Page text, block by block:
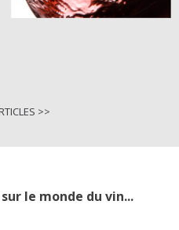
>>
le monde du vin...